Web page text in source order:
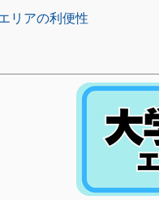
リアの利便性